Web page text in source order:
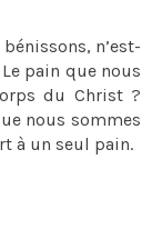
n’est-
pain que nous
du Christ ?
nous sommes
à un seul pain.